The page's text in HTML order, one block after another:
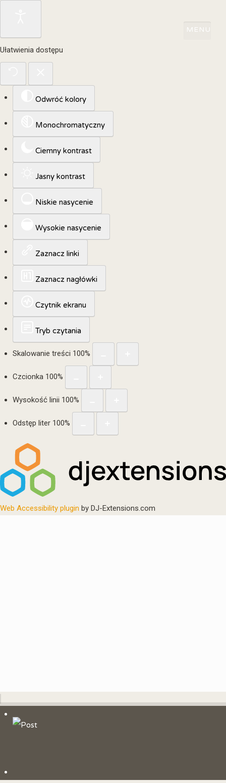
Ułatwienia dostępu
Odwróć kolory
Monochromatyczny
Ciemny kontrast
Jasny kontrast
Niskie nasycenie
Wysokie nasycenie
Zaznacz linki
Zaznacz nagłówki
Czytnik ekranu
Tryb czytania
Skalowanie treści 100%
Czcionka 100%
Wysokość linii 100%
Odstęp liter 100%
Web Accessibility plugin by DJ-Extensions.com